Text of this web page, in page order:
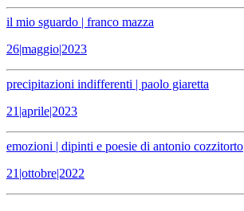
il mio sguardo | franco mazza
26|maggio|2023
precipitazioni indifferenti | paolo giaretta
21|aprile|2023
emozioni | dipinti e poesie di antonio cozzitorto
21|ottobre|2022